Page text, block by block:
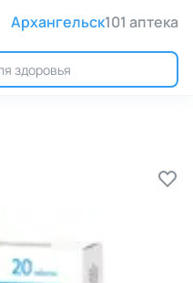
Архангельск101 аптека